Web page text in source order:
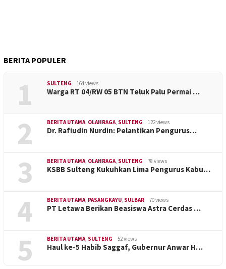
BERITA POPULER
1 SULTENG 164 views
Warga RT 04/RW 05 BTN Teluk Palu Permai …
2 BERITA UTAMA OLAHRAGA SULTENG 122 views
Dr. Rafiudin Nurdin: Pelantikan Pengurus…
3 BERITA UTAMA OLAHRAGA SULTENG 78 views
KSBB Sulteng Kukuhkan Lima Pengurus Kabu…
4 BERITA UTAMA PASANGKAYU SULBAR 70 views
PT Letawa Berikan Beasiswa Astra Cerdas …
5 BERITA UTAMA SULTENG 52 views
Haul ke-5 Habib Saggaf, Gubernur Anwar H…